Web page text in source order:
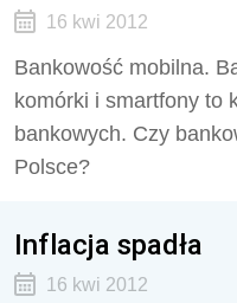
16 kwi 2012
Bankowość mobilna.
komórki i smartfony to
bankowych. Czy
Polsce?
Inflacja spadła
16 kwi 2012